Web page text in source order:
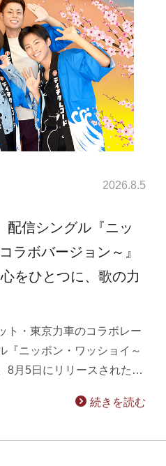
2026.8.5
配信シングル『ニッ
ラボバージョン～』
をひとつに、歌の力
ト・東京力車のコラボレー
『ニッポン・ワッショイ～
8月5日にリリースされた…
続きを読む